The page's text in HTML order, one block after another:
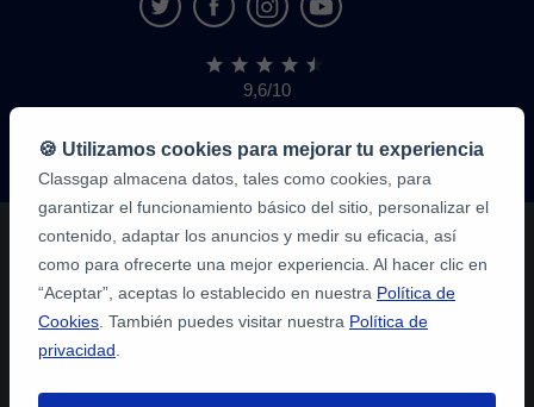
9,6/10
1,339,284
de
alumnos
🍪 Utilizamos cookies para mejorar tu experiencia
Classgap almacena datos, tales como cookies, para
garantizar el funcionamiento básico del sitio, personalizar el
contenido, adaptar los anuncios y medir su eficacia, así
como para ofrecerte una mejor experiencia. Al hacer clic en
“Aceptar”, aceptas lo establecido en nuestra Política de
Cookies . También puedes visitar nuestra Política de
privacidad